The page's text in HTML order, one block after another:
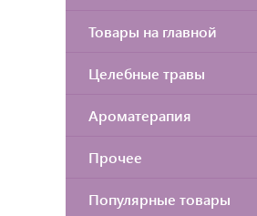
Товары на главной
Целебные травы
Ароматерапия
Прочее
Популярные товары